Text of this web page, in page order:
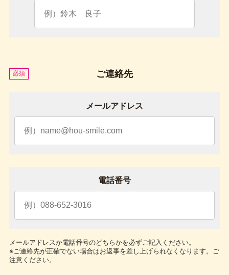
必須 ご連絡先
メールアドレス
電話番号
メールアドレスか電話番号のどちらかを必ずご記入ください。
※ご連絡先が正確でない場合はお返事を差し上げられなくなります。ご
注意ください。